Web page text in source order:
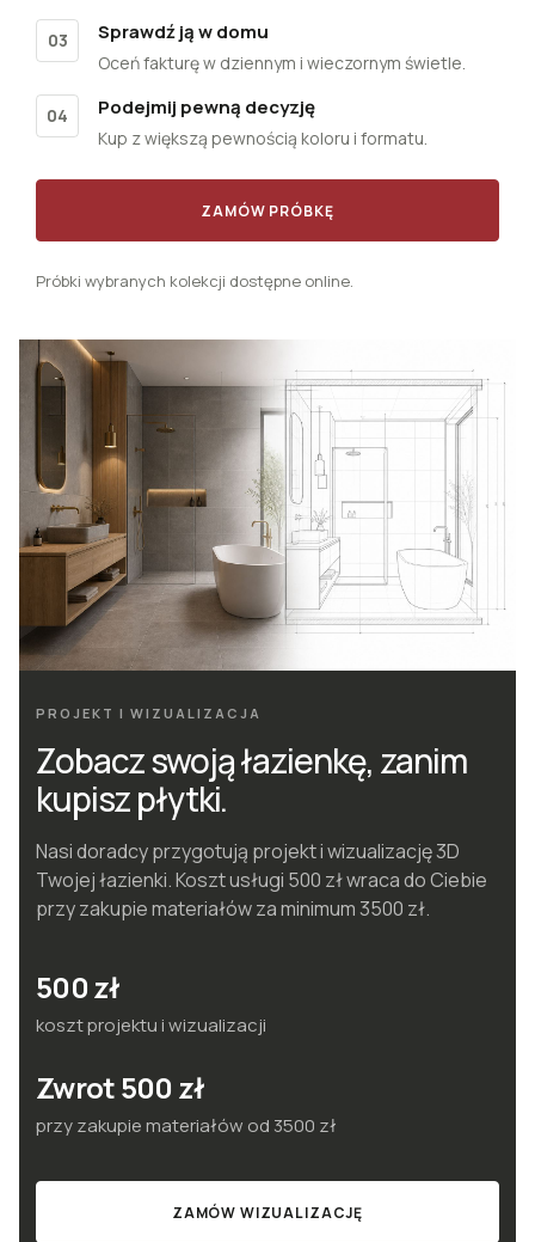
03 Sprawdź ją w domu
Oceń fakturę w dziennym i wieczornym świetle.
04 Podejmij pewną decyzję
Kup z większą pewnością koloru i formatu.
ZAMÓW PRÓBKĘ
Próbki wybranych kolekcji dostępne online.
PROJEKT I WIZUALIZACJA
Zobacz swoją łazienkę, zanim
kupisz płytki.
Nasi doradcy przygotują projekt i wizualizację 3D
Twojej łazienki. Koszt usługi 500 zł wraca do Ciebie
przy zakupie materiałów za minimum 3500 zł.
500 zł
koszt projektu i wizualizacji
Zwrot 500 zł
przy zakupie materiałów od 3500 zł
ZAMÓW WIZUALIZACJĘ